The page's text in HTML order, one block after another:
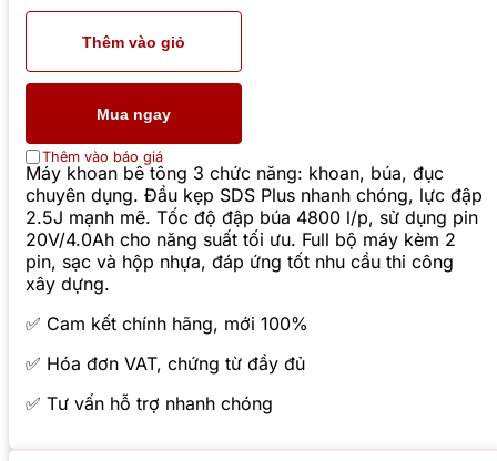
Thêm vào giỏ
Mua ngay
Thêm vào báo giá
Máy khoan bê tông 3 chức năng: khoan, búa, đục
chuyên dụng. Đầu kẹp SDS Plus nhanh chóng, lực đập
2.5J mạnh mẽ. Tốc độ đập búa 4800 l/p, sử dụng pin
20V/4.0Ah cho năng suất tối ưu. Full bộ máy kèm 2
pin, sạc và hộp nhựa, đáp ứng tốt nhu cầu thi công
xây dựng.
✅ Cam kết chính hãng, mới 100%
✅ Hóa đơn VAT, chứng từ đầy đủ
✅ Tư vấn hỗ trợ nhanh chóng